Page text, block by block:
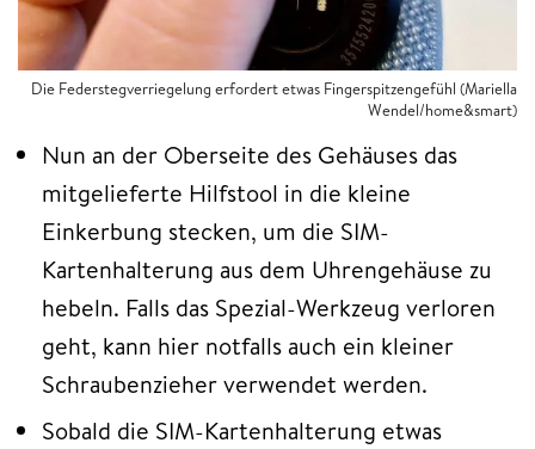
Die Federstegverriegelung erfordert etwas Fingerspitzengefühl (Mariella
Wendel/home&smart)
Nun an der Oberseite des Gehäuses das
mitgelieferte Hilfstool in die kleine
Einkerbung stecken, um die SIM-
Kartenhalterung aus dem Uhrengehäuse zu
hebeln. Falls das Spezial-Werkzeug verloren
geht, kann hier notfalls auch ein kleiner
Schraubenzieher verwendet werden.
Sobald die SIM-Kartenhalterung etwas